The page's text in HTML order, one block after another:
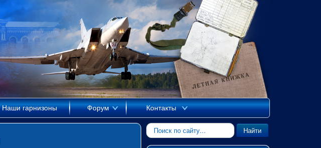
Наши гарнизоны Форум Контакты
Искать... Найти